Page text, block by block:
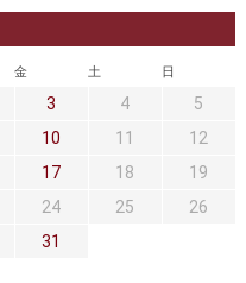
診療の流れ
外来予約について
治療費について
金 土 日
3 4
5
10 11
12
17 18
19
24 25
26
31